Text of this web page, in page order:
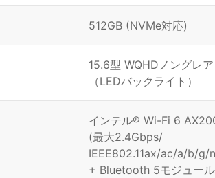
512GB (NVMe対応)
15.6型 WQHDノングレア
（LEDバックライト）
インテル® Wi-Fi 6
(最大2.4Gbps/
IEEE802.11ax/ac/a/b/g/
+ Bluetooth 5モジュール